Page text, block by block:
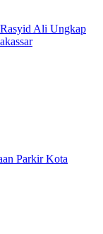
Ali Ungkap
Parkir Kota